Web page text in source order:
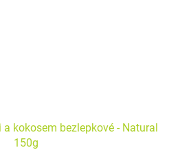
a kokosem bezlepkové - Natural
150g